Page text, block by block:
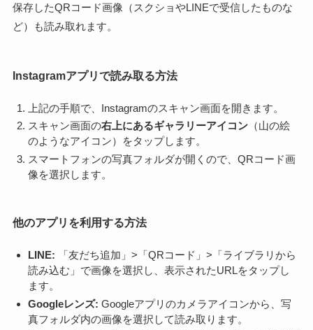
保存したQRコード画像（スクショやLINEで受信したものな
ど）も読み取れます。
Instagramアプリで読み取る方法
上記の手順で、Instagramのスキャン画面を開きます。
スキャン画面の右上にあるギャラリーアイコン （山の絵
のようなアイコン）をタップします。
スマートフォンの写真フォルダが開くので、QRコード画
像を選択します。
他のアプリを利用する方法
LINE: 「友だち追加」>「QRコード」>「ライブラリから
読み込む」で画像を選択し、表示されたURLをタップし
ます。
Googleレンズ: Googleアプリのカメラアイコンから、写
真フォルダ内の画像を選択して読み取ります。